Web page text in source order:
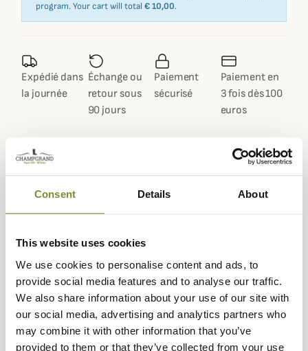
Consent Details About
This website uses cookies
We use cookies to personalise content and ads, to
provide social media features and to analyse our traffic.
We also share information about your use of our site with
our social media, advertising and analytics partners who
may combine it with other information that you’ve
provided to them or that they’ve collected from your use
program. Your cart will total € 10,00.
Expédié dans
la journée
Échange ou
retour sous
90 jours
Paiement
sécurisé
Paiement en
3 fois dès 100
euros
Gegevensblad
Leer Cuir nubuck, Glad leer
Materiaal Leer
Geslacht Mannen, Vrouwen